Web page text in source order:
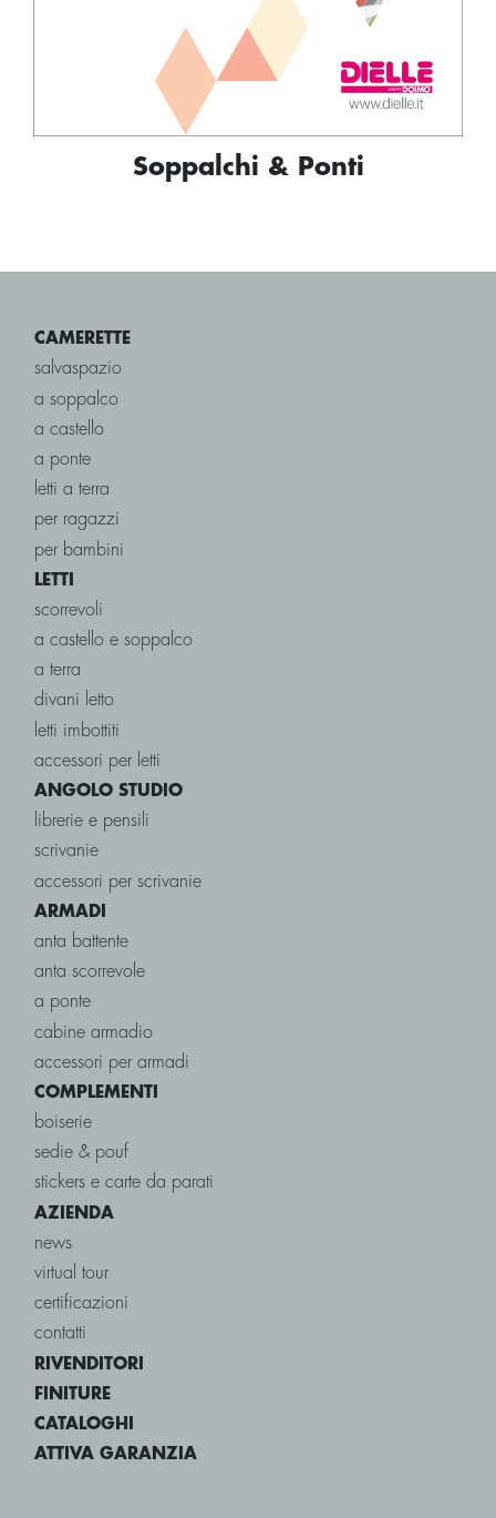
Soppalchi & Ponti
CAMERETTE
salvaspazio
a soppalco
a castello
a ponte
letti a terra
per ragazzi
per bambini
LETTI
scorrevoli
a castello e soppalco
a terra
divani letto
letti imbottiti
accessori per letti
ANGOLO STUDIO
librerie e pensili
scrivanie
accessori per scrivanie
ARMADI
anta battente
anta scorrevole
a ponte
cabine armadio
accessori per armadi
COMPLEMENTI
boiserie
sedie & pouf
stickers e carte da parati
AZIENDA
news
virtual tour
certificazioni
contatti
RIVENDITORI
FINITURE
CATALOGHI
ATTIVA GARANZIA